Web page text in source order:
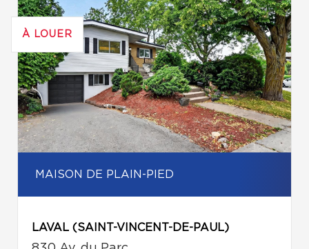
À LOUER
MAISON DE PLAIN-PIED
LAVAL (SAINT-VINCENT-DE-PAUL)